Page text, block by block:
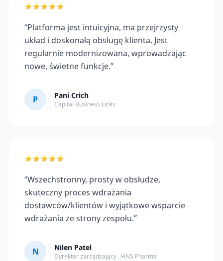
“Platforma jest intuicyjna, ma przejrzysty
układ i doskonałą obsługę klienta. Jest
regularnie modernizowana, wprowadzając
nowe, świetne funkcje.”
P Pani Crich
Capital Business Links
“Wszechstronny, prosty w obsłudze,
skuteczny proces wdrażania
dostawców/klientów i wyjątkowe wsparcie
wdrażania ze strony zespołu.”
N Nilen Patel
Dyrektor zarządzający , HNS Pharma